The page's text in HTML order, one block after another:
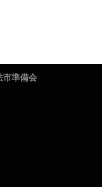
市準備会